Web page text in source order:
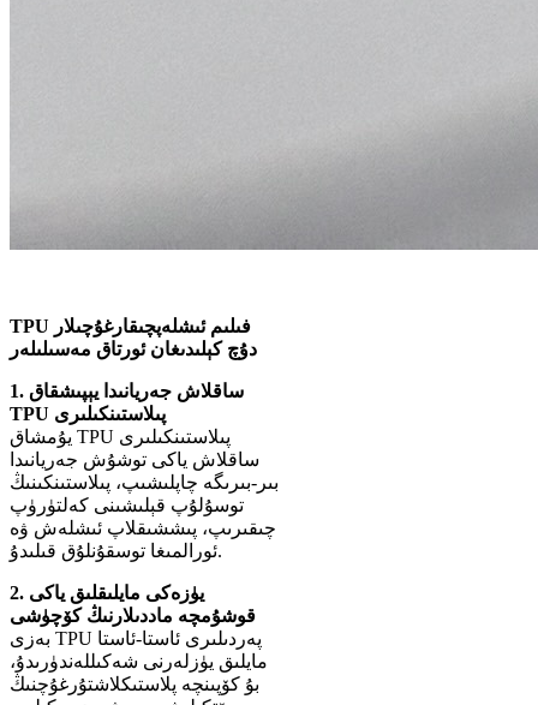
TPU فىلىم ئىشلەپچىقارغۇچىلار
دۇچ كېلىدىغان ئورتاق مەسىلىلەر
1. ساقلاش جەريانىدا يېپىشقاق
TPU پىلاستىنكىلىرى
يۇمشاق TPU پىلاستىنكىلىرى
ساقلاش ياكى توشۇش جەريانىدا
بىر-بىرىگە چاپلىشىپ، پىلاستىنكىنىڭ
توسۇلۇپ قېلىشىنى كەلتۈرۈپ
چىقىرىپ، پىششىقلاپ ئىشلەش ۋە
ئورالمىغا توسقۇنلۇق قىلىدۇ.
2. يۈزەكى مايلىقلىق ياكى
قوشۇمچە ماددىلارنىڭ كۆچۈشى
بەزى TPU پەردىلىرى ئاستا-ئاستا
مايلىق يۈزلەرنى شەكىللەندۈرىدۇ،
بۇ كۆپىنچە پلاستىكلاشتۇرغۇچنىڭ